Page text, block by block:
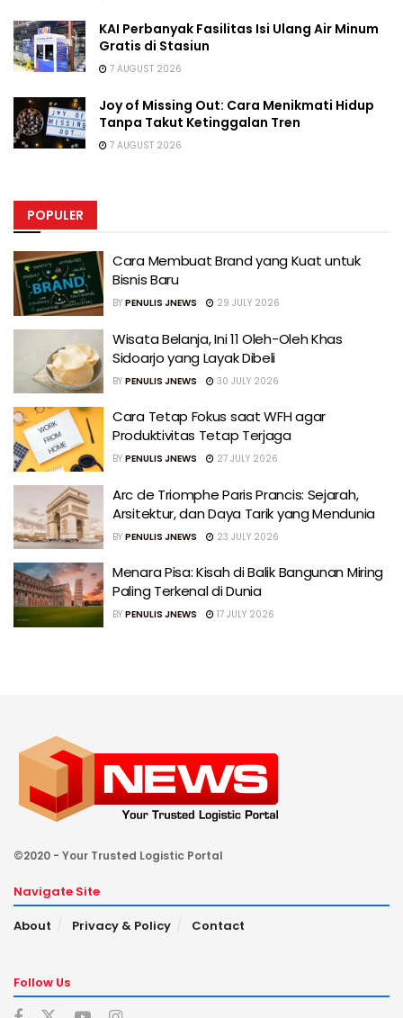
KAI Perbanyak Fasilitas Isi Ulang Air Minum
Gratis di Stasiun
7 AUGUST 2026
Joy of Missing Out: Cara Menikmati Hidup
Tanpa Takut Ketinggalan Tren
7 AUGUST 2026
POPULER
Cara Membuat Brand yang Kuat untuk
Bisnis Baru
BY PENULIS JNEWS 29 JULY 2026
Wisata Belanja, Ini 11 Oleh-Oleh Khas
Sidoarjo yang Layak Dibeli
BY PENULIS JNEWS 30 JULY 2026
Cara Tetap Fokus saat WFH agar
Produktivitas Tetap Terjaga
BY PENULIS JNEWS 27 JULY 2026
Arc de Triomphe Paris Prancis: Sejarah,
Arsitektur, dan Daya Tarik yang Mendunia
BY PENULIS JNEWS 23 JULY 2026
Menara Pisa: Kisah di Balik Bangunan Miring
Paling Terkenal di Dunia
BY PENULIS JNEWS 17 JULY 2026
©2020 - Your Trusted Logistic Portal
Navigate Site
About
Privacy & Policy Contact
Follow Us